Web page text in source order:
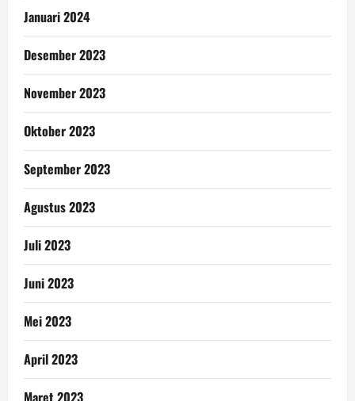
Januari 2024
Desember 2023
November 2023
Oktober 2023
September 2023
Agustus 2023
Juli 2023
Juni 2023
Mei 2023
April 2023
Maret 2023